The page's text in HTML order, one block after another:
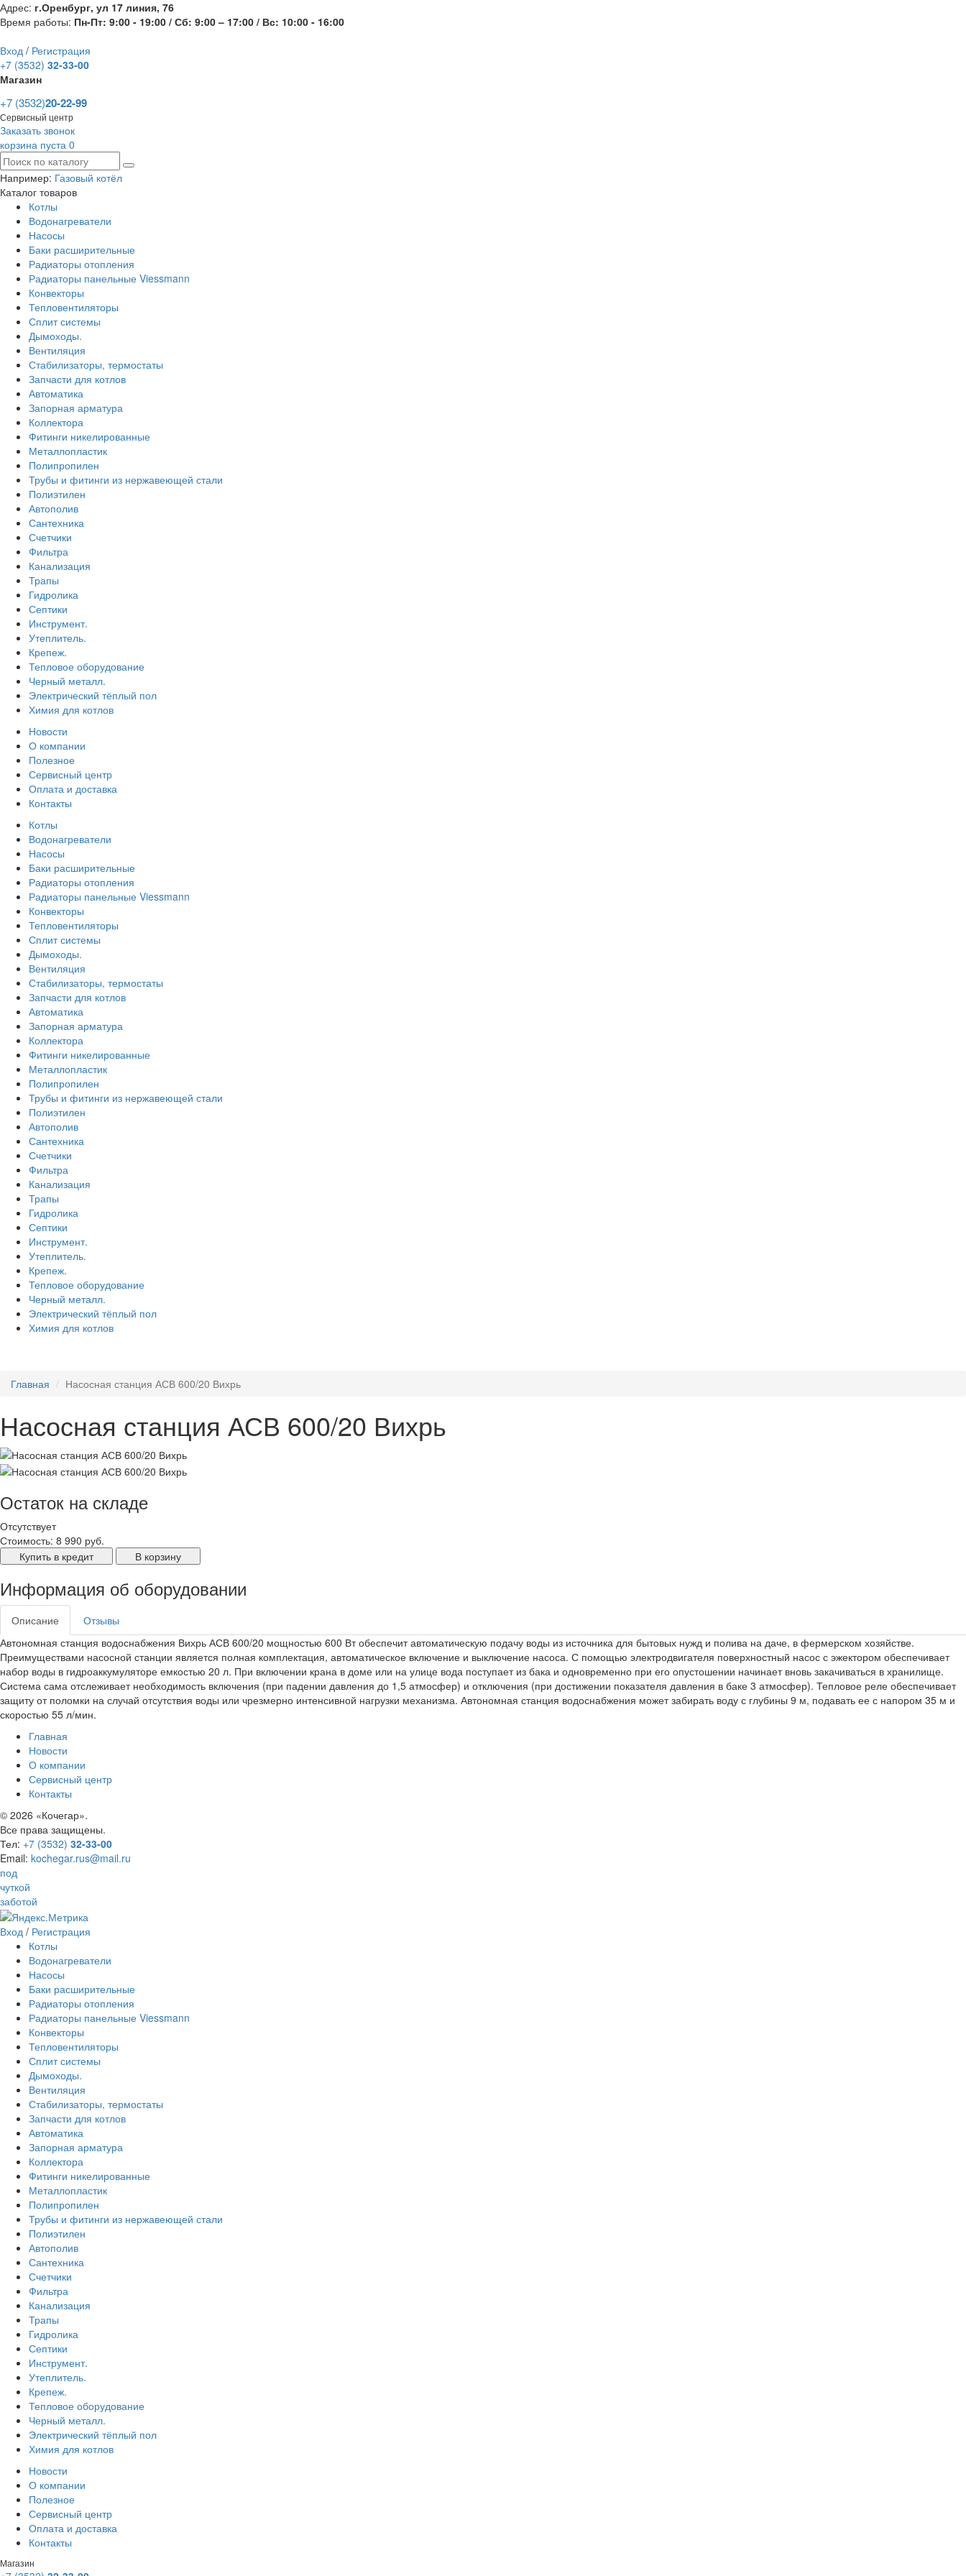
Адрес: г.Оренбург, ул 17 линия, 76
Время работы: Пн-Пт: 9:00 - 19:00 / Сб: 9:00 – 17:00 / Вс: 10:00 - 16:00
Вход / Регистрация
+7 (3532) 32-33-00
Магазин
+7 (3532)20-22-99
Сервисный центр
Заказать звонок
корзина пуста 0
Например: Газовый котёл
Каталог товаров
Котлы
Водонагреватели
Насосы
Баки расширительные
Радиаторы отопления
Радиаторы панельные Viessmann
Конвекторы
Тепловентиляторы
Сплит системы
Дымоходы.
Вентиляция
Стабилизаторы, термостаты
Запчасти для котлов
Автоматика
Запорная арматура
Коллектора
Фитинги никелированные
Металлопластик
Полипропилен
Трубы и фитинги из нержавеющей стали
Полиэтилен
Автополив
Сантехника
Счетчики
Фильтра
Канализация
Трапы
Гидролика
Септики
Инструмент.
Утеплитель.
Крепеж.
Тепловое оборудование
Черный металл.
Электрический тёплый пол
Химия для котлов
Новости
О компании
Полезное
Сервисный центр
Оплата и доставка
Контакты
Котлы
Водонагреватели
Насосы
Баки расширительные
Радиаторы отопления
Радиаторы панельные Viessmann
Конвекторы
Тепловентиляторы
Сплит системы
Дымоходы.
Вентиляция
Стабилизаторы, термостаты
Запчасти для котлов
Автоматика
Запорная арматура
Коллектора
Фитинги никелированные
Металлопластик
Полипропилен
Трубы и фитинги из нержавеющей стали
Полиэтилен
Автополив
Сантехника
Счетчики
Фильтра
Канализация
Трапы
Гидролика
Септики
Инструмент.
Утеплитель.
Крепеж.
Тепловое оборудование
Черный металл.
Электрический тёплый пол
Химия для котлов
Главная Насосная станция АСВ 600/20 Вихрь
Насосная станция АСВ 600/20 Вихрь
Остаток на складе
Отсутствует
Стоимость: 8 990 руб.
Купить в кредит
В корзину
Информация об оборудовании
Описание
Отзывы
Автономная станция водоснабжения Вихрь АСВ 600/20 мощностью 600 Вт обеспечит автоматическую подачу воды из источника для бытовых нужд и полива на даче, в фермерском хозяйстве.
Преимуществами насосной станции является полная комплектация, автоматическое включение и выключение насоса. С помощью электродвигателя поверхностный насос с эжектором обеспечивает
набор воды в гидроаккумуляторе емкостью 20 л. При включении крана в доме или на улице вода поступает из бака и одновременно при его опустошении начинает вновь закачиваться в хранилище.
Система сама отслеживает необходимость включения (при падении давления до 1,5 атмосфер) и отключения (при достижении показателя давления в баке 3 атмосфер). Тепловое реле обеспечивает
защиту от поломки на случай отсутствия воды или чрезмерно интенсивной нагрузки механизма. Автономная станция водоснабжения может забирать воду с глубины 9 м, подавать ее с напором 35 м и
скоростью 55 л/мин.
Главная
Новости
О компании
Сервисный центр
Контакты
© 2026 «Кочегар».
Все права защищены.
Тел: +7 (3532) 32-33-00
Email: kochegar.rus@mail.ru
под
чуткой
заботой
Вход / Регистрация
Котлы
Водонагреватели
Насосы
Баки расширительные
Радиаторы отопления
Радиаторы панельные Viessmann
Конвекторы
Тепловентиляторы
Сплит системы
Дымоходы.
Вентиляция
Стабилизаторы, термостаты
Запчасти для котлов
Автоматика
Запорная арматура
Коллектора
Фитинги никелированные
Металлопластик
Полипропилен
Трубы и фитинги из нержавеющей стали
Полиэтилен
Автополив
Сантехника
Счетчики
Фильтра
Канализация
Трапы
Гидролика
Септики
Инструмент.
Утеплитель.
Крепеж.
Тепловое оборудование
Черный металл.
Электрический тёплый пол
Химия для котлов
Новости
О компании
Полезное
Сервисный центр
Оплата и доставка
Контакты
Магазин